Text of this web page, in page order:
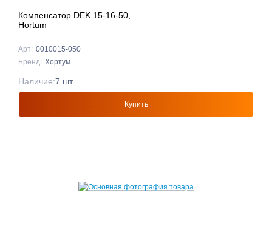
Компенсатор DEK 15-16-50,
Hortum
Арт: 0010015-050
Бренд: Хортум
Купить
Наличие:7 шт.